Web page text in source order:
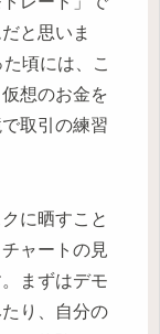
と思いま
頃には、こ
想のお金を
取引の練習
に晒すこと
ャートの見
まずはデモ
り、自分の